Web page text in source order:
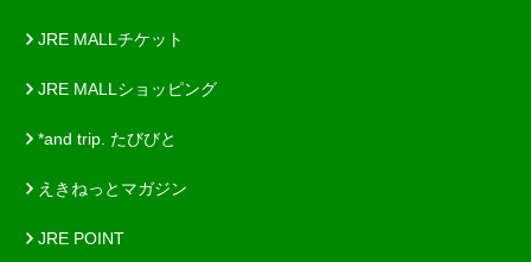
JRE MALLチケット
JRE MALLショッピング
*and trip. たびびと
えきねっとマガジン
JRE POINT